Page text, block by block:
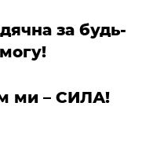
за будь-
ми – СИЛА!